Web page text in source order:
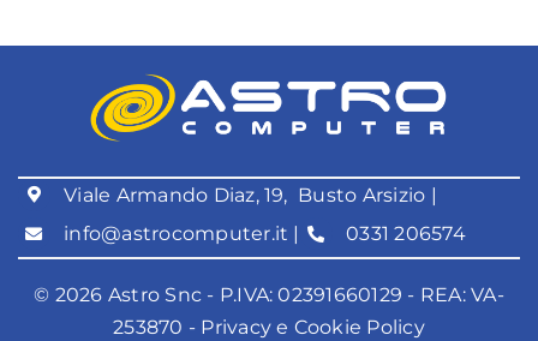
Viale Armando Diaz, 19, Busto Arsizio |
info@astrocomputer.it |
0331 206574
© 2026 Astro Snc - P.IVA: 02391660129 - REA: VA-
253870 - Privacy e Cookie Policy